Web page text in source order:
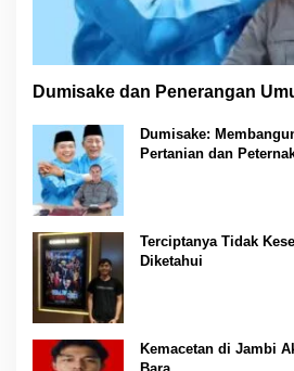
Dumisake dan Penerangan
Dumisake:
Pertanian dan
Terciptanya Tidak
Diketahui
Kemacetan di Jambi